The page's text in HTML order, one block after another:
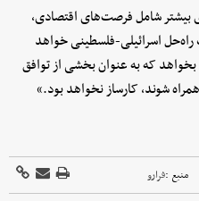
بیشتر شامل فرصت‌های اقتصادی،
اسرائیلی-فلسطینی خواهد
بخواهد که به عنوان بخشی از توافق
شوند، کارساز نخواهد بود.»
منبع :فرارو